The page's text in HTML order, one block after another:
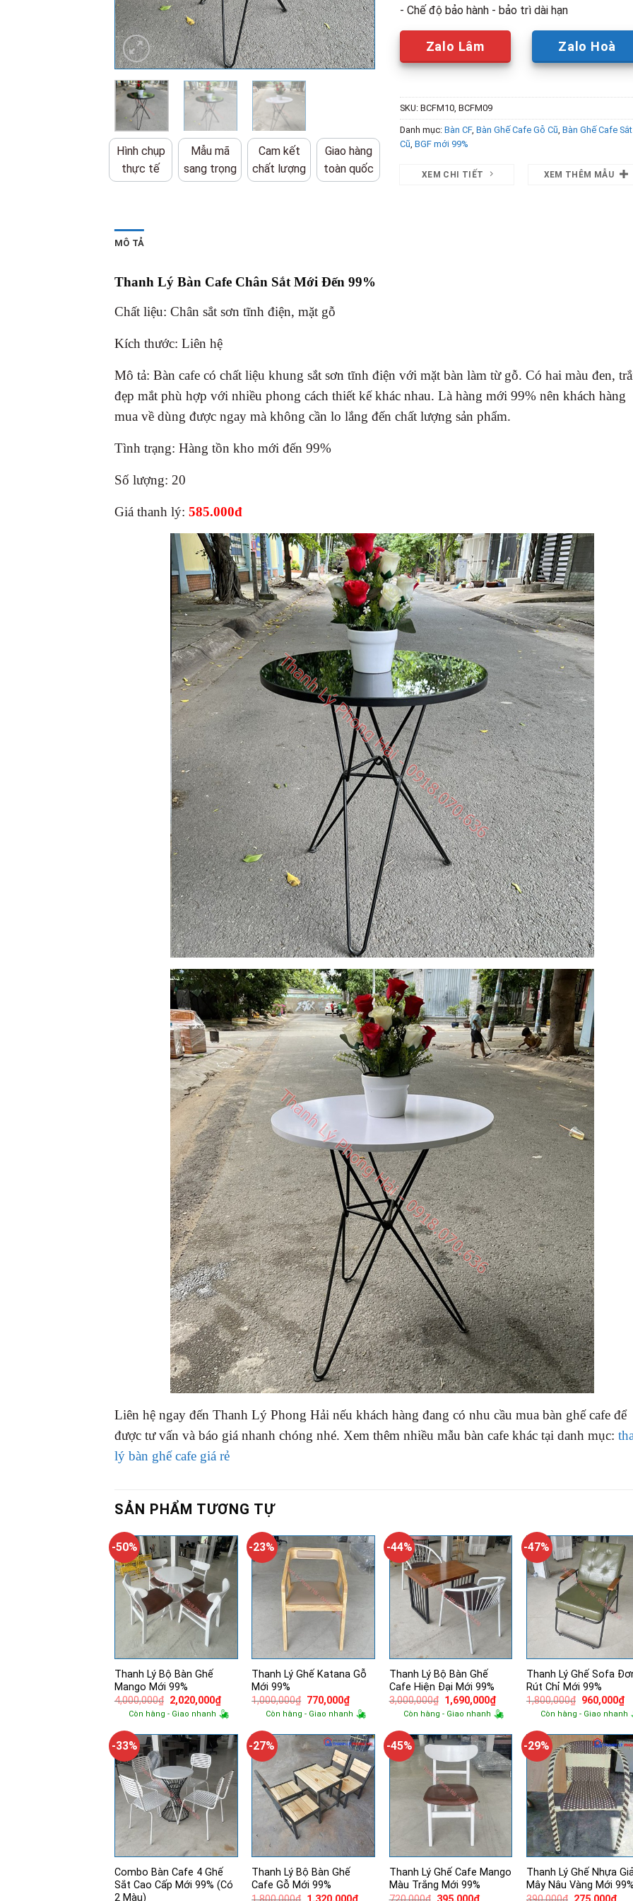
Hình chụp
thực tế
Mẫu mã
sang trọng
Cam kết
chất lượng
Giao hàng
toàn quốc
- Chế độ bảo hành - bảo trì dài hạn
Zalo Lâm Zalo Hoà
SKU: BCFM10, BCFM09
Danh mục: Bàn CF, Bàn Ghế Cafe Gỗ Cũ Bàn Ghế Cafe Sắt
Cũ BGF mới 99%
XEM CHI TIẾT XEM THÊM MẪU
MÔ TẢ
Thanh Lý Bàn Cafe Chân Sắt Mới Đến 99%
Chất liệu: Chân sắt sơn tĩnh điện, mặt gỗ
Kích thước: Liên hệ
Mô tả: Bàn cafe có chất liệu khung sắt sơn tĩnh điện với mặt bàn làm từ gỗ. Có hai màu đen,
đẹp mắt phù hợp với nhiều phong cách thiết kế khác nhau. Là hàng mới 99% nên khách hàng
mua về dùng được ngay mà không cần lo lắng đến chất lượng sản phẩm.
Tình trạng: Hàng tồn kho mới đến 99%
Số lượng: 20
Giá thanh lý: 585.000đ
Liên hệ ngay đến Thanh Lý Phong Hải nếu khách hàng đang có nhu cầu mua bàn ghế cafe để
được tư vấn và báo giá nhanh chóng nhé. Xem thêm nhiều mẫu bàn cafe khác tại danh mục:
lý bàn ghế cafe giá rẻ
SẢN PHẨM TƯƠNG TỰ
-50%
Thanh Lý Bộ Bàn Ghế
Mango Mới 99%
4,000,000₫ Giá
gốc
là:
2,020,000₫Giá
hiện
tại
2,020,000₫.
Còn hàng - Giao nhanh
-23%
Thanh Lý Ghế Katana Gỗ
Mới 99%
1,000,000₫ Giá
gốc
là:
770,000₫Giá
hiện
tại
770,000₫.
Còn hàng - Giao nhanh
-44%
Thanh Lý Bộ Bàn Ghế
Cafe Hiện Đại Mới 99%
3,000,000₫ Giá
gốc
là:
1,690,000₫Giá
hiện
tại
1,690,000₫.
Còn hàng - Giao nhanh
-47%
Thanh Lý Ghế Sofa
Rút Chỉ Mới 99%
1,800,000₫ Giá
gốc
là:
960,000₫
Còn hàng - Giao nhanh
-33%
Combo Bàn Cafe 4 Ghế
Sắt Cao Cấp Mới 99% (Có
2 Màu)
-27%
Thanh Lý Bộ Bàn Ghế
Cafe Gỗ Mới 99%
Giá
Giá
-45%
Thanh Lý Ghế Cafe Mango
Màu Trắng Mới 99%
Giá
Giá
-29%
Thanh Lý Ghế Nhựa
Mây Nâu Vàng Mới
Giá
Giá